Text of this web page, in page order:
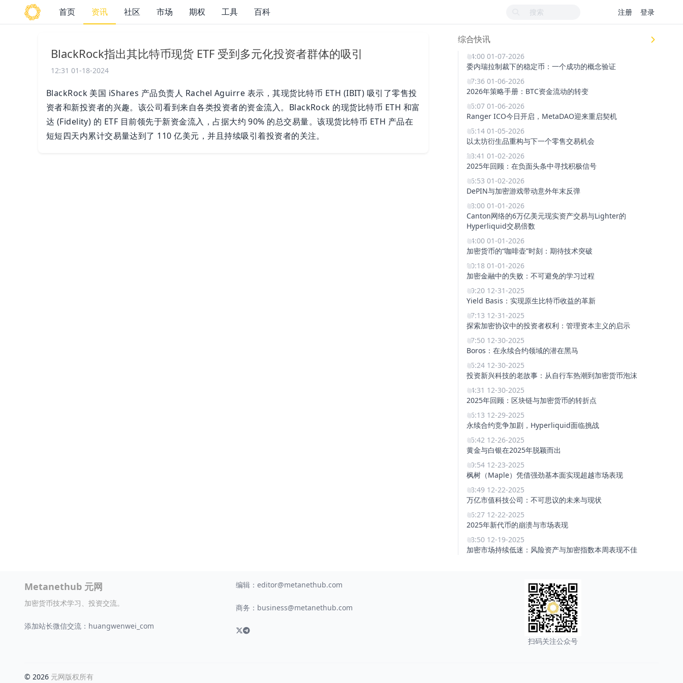
首页 资讯 社区 市场 期权 工具 百科 注册 登录
BlackRock指出其比特币现货 ETF 受到多元化投资者群体的吸引
12:31 01-18-2024
BlackRock 美国 iShares 产品负责人 Rachel Aguirre 表示，其现货比特币 ETH (IBIT) 吸引了零售投
资者和新投资者的兴趣。该公司看到来自各类投资者的资金流入。BlackRock 的现货比特币 ETH 和富
达 (Fidelity) 的 ETF 目前领先于新资金流入，占据大约 90% 的总交易量。该现货比特币 ETH 产品在
短短四天内累计交易量达到了 110 亿美元，并且持续吸引着投资者的关注。
综合快讯
14:00 01-07-2026
委内瑞拉制裁下的稳定币：一个成功的概念验证
17:36 01-06-2026
2026年策略手册：BTC资金流动的转变
15:07 01-06-2026
Ranger ICO今日开启，MetaDAO迎来重启契机
15:14 01-05-2026
以太坊衍生品重构与下一个零售交易机会
23:41 01-02-2026
2025年回顾：在负面头条中寻找积极信号
16:53 01-02-2026
DePIN与加密游戏带动意外年末反弹
18:00 01-01-2026
Canton网络的6万亿美元现实资产交易与Lighter的
Hyperliquid交易倍数
14:00 01-01-2026
加密货币的“咖啡壶”时刻：期待技术突破
00:18 01-01-2026
加密金融中的失败：不可避免的学习过程
19:20 12-31-2025
Yield Basis：实现原生比特币收益的革新
17:13 12-31-2025
探索加密协议中的投资者权利：管理资本主义的启示
17:50 12-30-2025
Boros：在永续合约领域的潜在黑马
15:24 12-30-2025
投资新兴科技的老故事：从自行车热潮到加密货币泡沫
14:31 12-30-2025
2025年回顾：区块链与加密货币的转折点
16:13 12-29-2025
永续合约竞争加剧，Hyperliquid面临挑战
15:42 12-26-2025
黄金与白银在2025年脱颖而出
19:54 12-23-2025
枫树（Maple）凭借强劲基本面实现超越市场表现
18:49 12-22-2025
万亿市值科技公司：不可思议的未来与现状
16:27 12-22-2025
2025年新代币的崩溃与市场表现
18:50 12-19-2025
加密市场持续低迷：风险资产与加密指数本周表现不佳
Metanethub 元网
加密货币技术学习、投资交流。
添加站长微信交流：huangwenwei_com
编辑： editor@metanethub.com
商务： business@metanethub.com
扫码关注公众号
© 2026 元网版权所有